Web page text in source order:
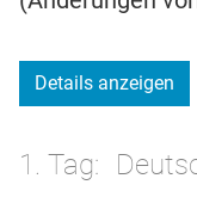
Details anzeigen
1. Tag